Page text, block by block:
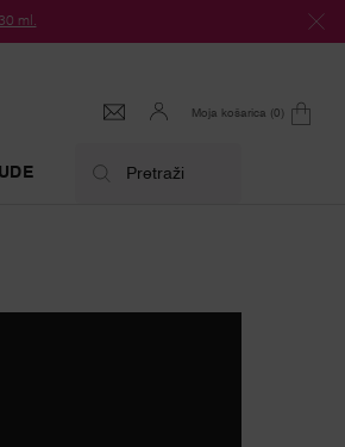
ml.
Moja košarica 0
0 proizvod
Pretraži